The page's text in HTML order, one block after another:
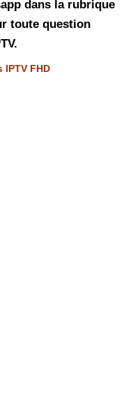
dans la rubrique
toute question
IPTV FHD